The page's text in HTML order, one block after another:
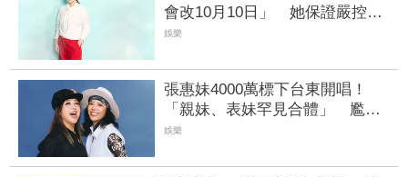
會改10月10日」 她保證嚴控身
材不復胖
娛樂
張惠妹4000萬標下台東開唱！
「親妹、表妹罕見合體」 尷
尬：我們有生鏽嗎
娛樂